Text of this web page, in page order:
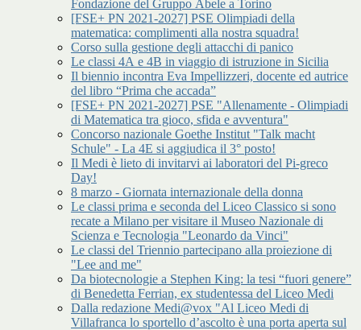
Fondazione del Gruppo Abele a Torino
[FSE+ PN 2021-2027] PSE Olimpiadi della
matematica: complimenti alla nostra squadra!
Corso sulla gestione degli attacchi di panico
Le classi 4A e 4B in viaggio di istruzione in Sicilia
Il biennio incontra Eva Impellizzeri, docente ed autrice
del libro “Prima che accada”
[FSE+ PN 2021-2027] PSE "Allenamente - Olimpiadi
di Matematica tra gioco, sfida e avventura"
Concorso nazionale Goethe Institut "Talk macht
Schule" - La 4E si aggiudica il 3° posto!
Il Medi è lieto di invitarvi ai laboratori del Pi-greco
Day!
8 marzo - Giornata internazionale della donna
Le classi prima e seconda del Liceo Classico si sono
recate a Milano per visitare il Museo Nazionale di
Scienza e Tecnologia "Leonardo da Vinci"
Le classi del Triennio partecipano alla proiezione di
"Lee and me"
Da biotecnologie a Stephen King: la tesi “fuori genere”
di Benedetta Ferrian, ex studentessa del Liceo Medi
Dalla redazione Medi@vox "Al Liceo Medi di
Villafranca lo sportello d’ascolto è una porta aperta sul